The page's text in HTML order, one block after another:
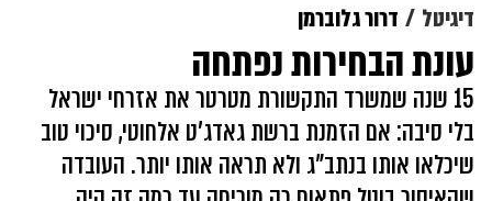
דיגיטל דרור גלוברמן
עונת הבחירות נפתחה
15 שנה שמשרד התקשורת מטרטר את אזרחי ישראל
בלי סיבה: אם הזמנת ברשת גאדג'ט אלחוטי, סיכוי טוב
שיכלאו אותו בנתב"ג ולא תראה אותו יותר. העובדה